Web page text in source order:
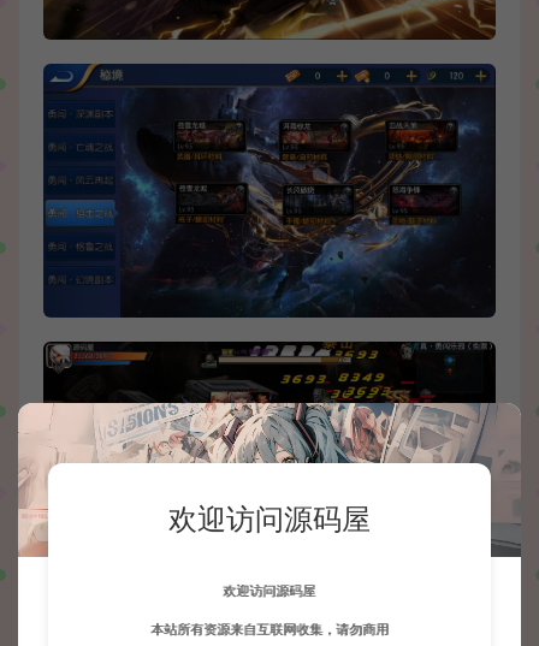
欢迎访问源码屋
欢迎访问源码屋
本站所有资源来自互联网收集，请勿商用